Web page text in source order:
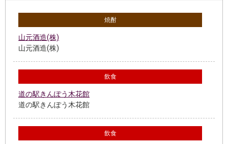
焼酎
山元酒造(株)
山元酒造(株)
飲食
道の駅きんぽう木花館
道の駅きんぽう木花館
飲食